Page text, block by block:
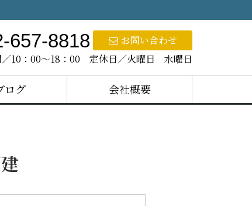
657-8818
お問い合わせ
／10：00～18：00 定休日／火曜日 水曜日
ログ 会社概要